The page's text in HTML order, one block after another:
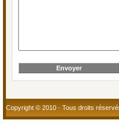
Copyright © 2010 · Tous droits